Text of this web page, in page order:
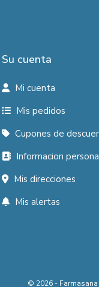
Su cuenta
Mi cuenta
Mis pedidos
Cupones de
Informacion
Mis direcciones
Mis alertas
© 2026 -